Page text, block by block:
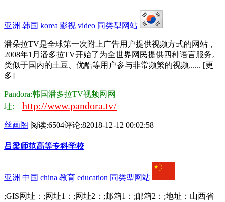
亚洲 韩国 korea 影视 video 同类型网站
潘朵拉TV是全球第一次附上广告用户提供视频方式的网站，
2008年1月潘多拉TV开始了为全世界网民提供四种语言服务。
类似于国内的土豆、优酷等用户参与非常频繁的视频...... [更
多]
Pandora:韩国潘多拉TV视频网网
址: http://www.pandora.tv/
丝画阁 阅读:6504评论:82018-12-12 00:02:58
吕梁师范高等专科学校
亚洲 中国 china 教育 education 同类型网站
;GIS网址：;网址1：;网址2：;邮箱1：;邮箱2：;地址：山西省